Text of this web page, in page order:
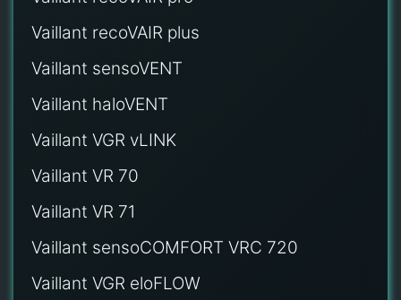
Vaillant recoVAIR plus
Vaillant sensoVENT
Vaillant haloVENT
Vaillant VGR vLINK
Vaillant VR 70
Vaillant VR 71
Vaillant sensoCOMFORT VRC 720
Vaillant VGR eloFLOW